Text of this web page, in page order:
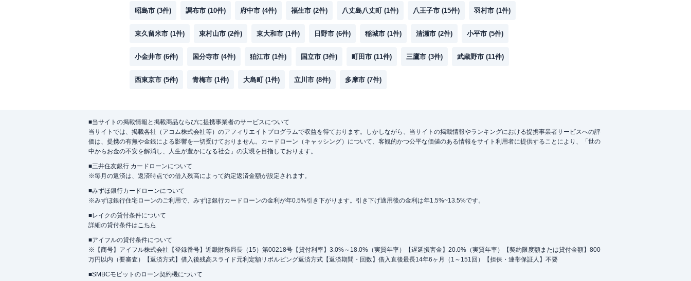
昭島市 (3件) 調布市 (10件) 府中市 (4件) 福生市 (2件) 八丈島八丈町 (1件) 八王子市 (15件) 羽村市 (1件)
東久留米市 (1件) 東村山市 (2件) 東大和市 (1件) 日野市 (6件) 稲城市 (1件) 清瀬市 (2件) 小平市 (5件)
小金井市 (6件) 国分寺市 (4件) 狛江市 (1件) 国立市 (3件) 町田市 (11件) 三鷹市 (3件) 武蔵野市 (11件)
西東京市 (5件) 青梅市 (1件) 大島町 (1件) 立川市 (8件) 多摩市 (7件)
■当サイトの掲載情報と掲載商品ならびに提携事業者のサービスについて
当サイトでは、掲載各社（アコム株式会社等）のアフィリエイトプログラムで収益を得ております。しかしながら、当サイトの掲載情報やランキングにおける提携事業者サービスへの評
価は、提携の有無や金銭による影響を一切受けておりません。カードローン（キャッシング）について、客観的かつ公平な価値のある情報をサイト利用者に提供することにより、「世の
中からお金の不安を解消し、人生が豊かになる社会」の実現を目指しております。
■三井住友銀行 カードローンについて
※毎月の返済は、返済時点での借入残高によって約定返済金額が設定されます。
■みずほ銀行カードローンについて
※みずほ銀行住宅ローンのご利用で、みずほ銀行カードローンの金利が年0.5%引き下がります。引き下げ適用後の金利は年1.5%~13.5%です。
■レイクの貸付条件について
詳細の貸付条件はこちら
■アイフルの貸付条件について
※【商号】アイフル株式会社【登録番号】近畿財務局長（15）第00218号【貸付利率】3.0%～18.0%（実質年率）【遅延損害金】20.0%（実質年率）【契約限度額または貸付金額】800
万円以内（要審査）【返済方式】借入後残高スライド元利定額リボルビング返済方式【返済期間・回数】借入直後最長14年6ヶ月（1～151回）【担保・連帯保証人】不要
■SMBCモビットのローン契約機について